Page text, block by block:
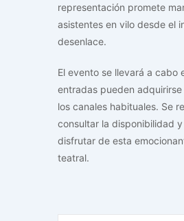
representación promete
asistentes en vilo desde el
desenlace.
El evento se llevará a cabo
entradas pueden
los canales habituales. Se
consultar la disponibilidad
disfrutar de esta
teatral.